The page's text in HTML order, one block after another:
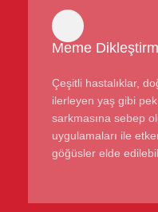
Meme
Çeşitli hastalıklar,
ilerleyen yaş gibi
sarkmasına sebep
uygulamaları ile
göğüsler elde